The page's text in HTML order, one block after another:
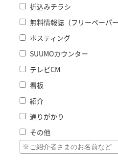
折込みチラシ
無料情報誌（フリーペーパー
ポスティング
SUUMOカウンター
テレビCM
看板
紹介
通りがかり
その他